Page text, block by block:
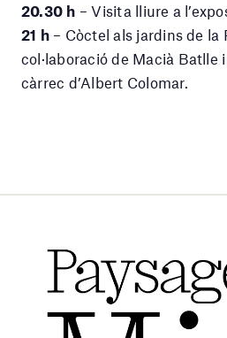
20.30 h – Visita lliure a
21 h– Còctel als jardins de la
col·laboració de Macià Batlle
càrrec d’Albert Colomar.